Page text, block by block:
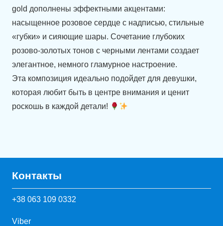
gold дополнены эффектными акцентами:
насыщенное розовое сердце с надписью, стильные
«губки» и сияющие шары. Сочетание глубоких
розово-золотых тонов с черными лентами создает
элегантное, немного гламурное настроение.
Эта композиция идеально подойдет для девушки,
которая любит быть в центре внимания и ценит
роскошь в каждой детали!
Контакты
+38 063 109 0332
Viber